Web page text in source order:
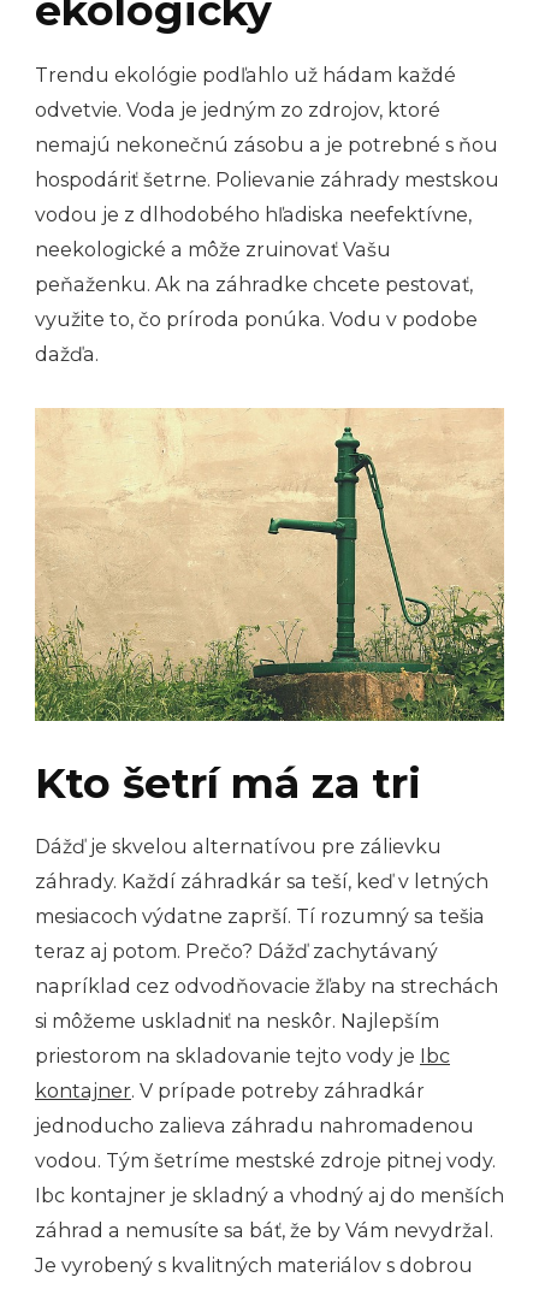
ekologicky
Trendu ekológie podľahlo už hádam každé
odvetvie. Voda je jedným zo zdrojov, ktoré
nemajú nekonečnú zásobu a je potrebné s ňou
hospodáriť šetrne. Polievanie záhrady mestskou
vodou je z dlhodobého hľadiska neefektívne,
neekologické a môže zruinovať Vašu
peňaženku. Ak na záhradke chcete pestovať,
využite to, čo príroda ponúka. Vodu v podobe
dažďa.
Kto šetrí má za tri
Dážď je skvelou alternatívou pre zálievku
záhrady. Každí záhradkár sa teší, keď v letných
mesiacoch výdatne zaprší. Tí rozumný sa tešia
teraz aj potom. Prečo? Dážď zachytávaný
napríklad cez odvodňovacie žľaby na strechách
si môžeme uskladniť na neskôr. Najlepším
priestorom na skladovanie tejto vody je Ibc
kontajner. V prípade potreby záhradkár
jednoducho zalieva záhradu nahromadenou
vodou. Tým šetríme mestské zdroje pitnej vody.
Ibc kontajner je skladný a vhodný aj do menších
záhrad a nemusíte sa báť, že by Vám nevydržal.
Je vyrobený s kvalitných materiálov s dobrou